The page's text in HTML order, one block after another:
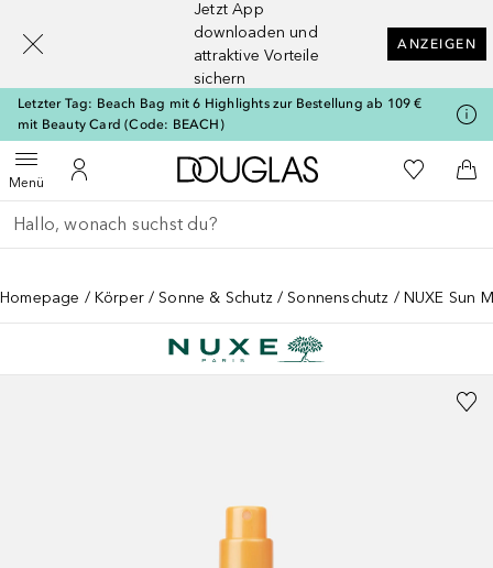
Jetzt App
downloaden und
attraktive Vorteile
sichern
ANZEIGEN
Letzter Tag: Beach Bag mit 6 Highlights zur Bestellung ab 109 €
mit Beauty Card (Code: BEACH)
MenüMenü öffnenZu Meinem Kundenkonto
Zur Douglas Startseite
Zu Meiner
Gehe zurück
Suche ausführen
Homepage Körper Sonne & Schutz Sonnenschutz NUXE Sun
[navigation.slideout.screenreader]